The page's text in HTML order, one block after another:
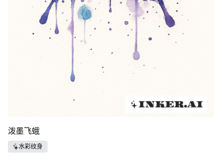
泼墨飞蛾
水彩纹身